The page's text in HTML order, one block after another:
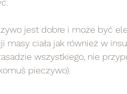
jest dobre i może być
masy ciała jak również w
wszystkiego, nie
pieczywo).